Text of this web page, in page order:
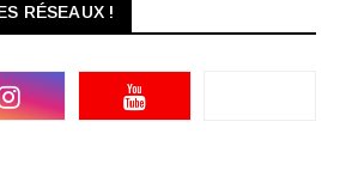
RÉSEAUX !